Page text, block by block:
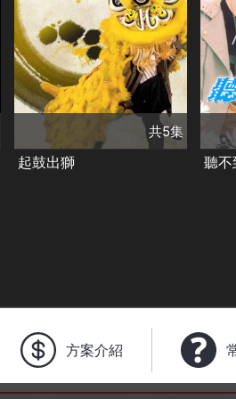
共5集
演員
戚冠軍 葛蕾
太保
陶傳正
邵志項
高英軒
謝盈萱
陳子強
李依瑾
郭唐佑
高允漢
增山裕紀
楊銘威
陳禕倫
張世賢
類別
台灣好戲 金鐘戲劇共5集
起鼓出獅
演員
貴
潘
陳
類別
台
華
聽不
方案介紹